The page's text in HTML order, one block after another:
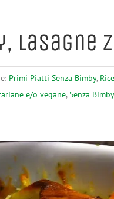
Lasagne
Primi Piatti Senza Bimby,
e/o vegane,Senza Bimby